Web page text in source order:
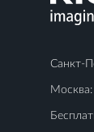
Санкт-
Москва: